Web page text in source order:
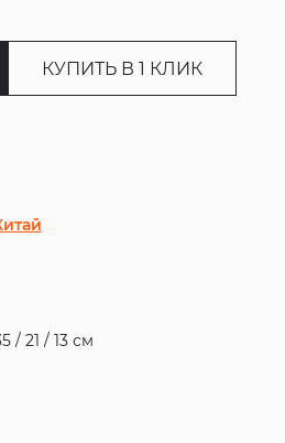
КУПИТЬ В 1 КЛИК
/ 21 / 13 см